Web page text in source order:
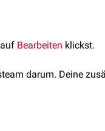
Retroperitoneum
Bearbeiten klickst.
darum. Deine